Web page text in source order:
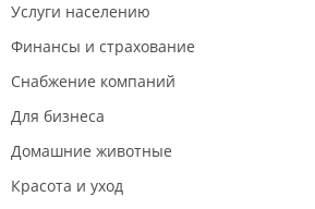
Услуги населению
Финансы и страхование
Снабжение компаний
Для бизнеса
Домашние животные
Красота и уход